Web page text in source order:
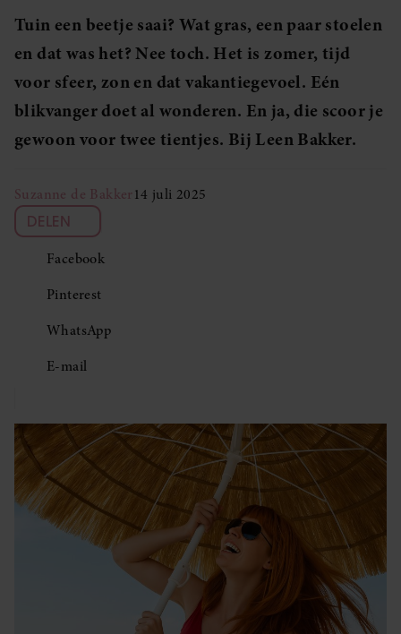
Tuin een beetje saai? Wat gras, een paar stoelen
en dat was het? Nee toch. Het is zomer, tijd
voor sfeer, zon en dat vakantiegevoel. Eén
blikvanger doet al wonderen. En ja, die scoor je
gewoon voor twee tientjes. Bij Leen Bakker.
Suzanne de Bakker14 juli 2025
DELEN
Facebook
Pinterest
WhatsApp
E-mail